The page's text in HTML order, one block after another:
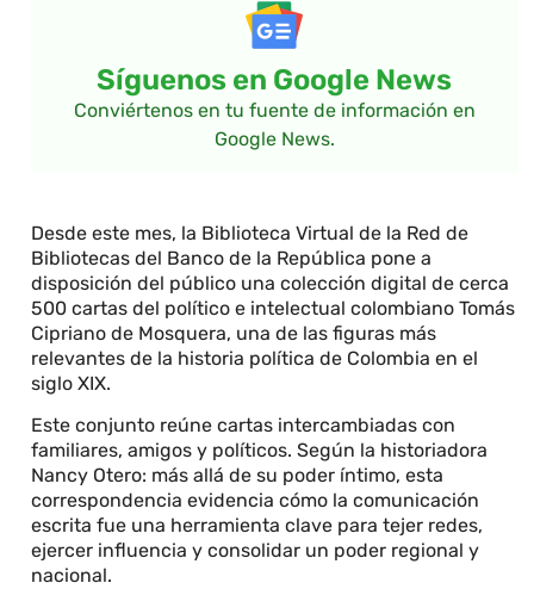
Síguenos en Google News
Conviértenos en tu fuente de información en
Google News.
Desde este mes, la Biblioteca Virtual de la Red de
Bibliotecas del Banco de la República pone a
disposición del público una colección digital de cerca
500 cartas del político e intelectual colombiano Tomás
Cipriano de Mosquera, una de las figuras más
relevantes de la historia política de Colombia en el
siglo XIX.
Este conjunto reúne cartas intercambiadas con
familiares, amigos y políticos. Según la historiadora
Nancy Otero: más allá de su poder íntimo, esta
correspondencia evidencia cómo la comunicación
escrita fue una herramienta clave para tejer redes,
ejercer influencia y consolidar un poder regional y
nacional.